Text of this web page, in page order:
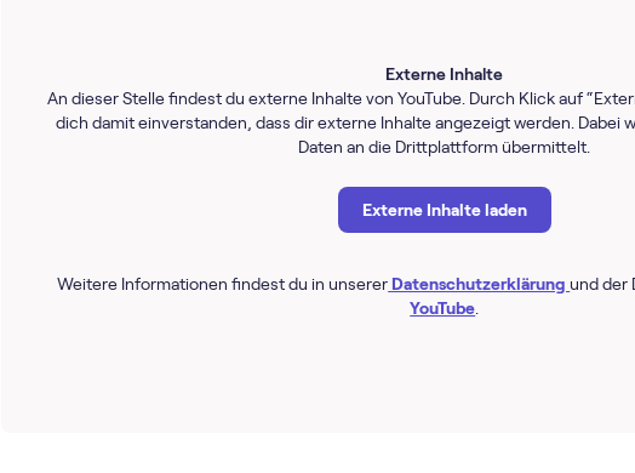
Externe Inhalte
An dieser Stelle findest du externe Inhalte von YouTube. Durch Klick auf
dich damit einverstanden, dass dir externe Inhalte angezeigt werden. Dabei
Daten an die Drittplattform übermittelt.
Externe Inhalte laden
Weitere Informationen findest du in unserer Datenschutzerklärung und der
YouTube